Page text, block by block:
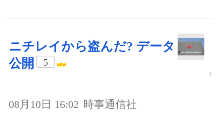
ニチレイから盗んだ? データ
公開
5
08月10日 16:02 時事通信社